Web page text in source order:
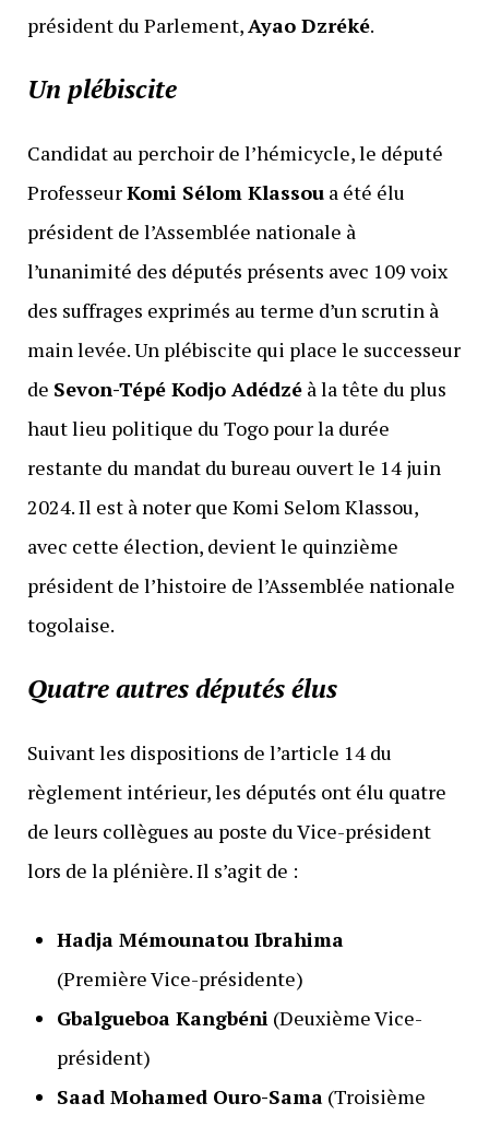
président du Parlement,Ayao Dzréké.
Un plébiscite
Candidat au perchoir de l’hémicycle, le député
ProfesseurKomi Sélom Klassoua été élu
président de l’Assemblée nationale à
l’unanimité des députés présents avec 109 voix
des suffrages exprimés au terme d’un scrutin à
main levée. Un plébiscite qui place le successeur
de Sevon-Tépé Kodjo Adédzéà la tête du plus
haut lieu politique du Togo pour la durée
restante du mandat du bureau ouvert le 14 juin
2024. Il est à noter que Komi Selom Klassou,
avec cette élection, devient le quinzième
président de l’histoire de l’Assemblée nationale
togolaise.
Quatre autres députés élus
Suivant les dispositions de l’article 14 du
règlement intérieur, les députés ont élu quatre
de leurs collègues au poste du Vice-président
lors de la plénière. Il s’agit de :
Hadja Mémounatou Ibrahima
(Première Vice-présidente)
Gbalgueboa Kangbéni(Deuxième Vice-
président)
Saad Mohamed Ouro-Sama(Troisième